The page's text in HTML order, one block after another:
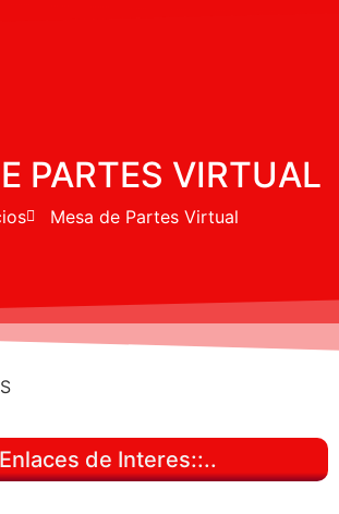
PARTES VIRTUAL​​
Mesa de Partes Virtual
de Interes::..